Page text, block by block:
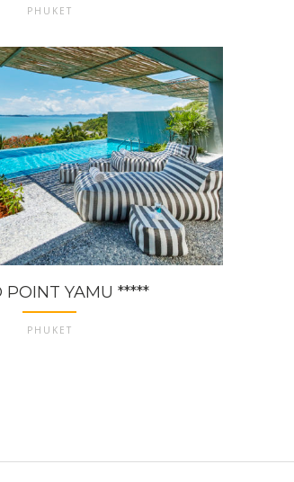
PHUKET
POINT YAMU *****
PHUKET